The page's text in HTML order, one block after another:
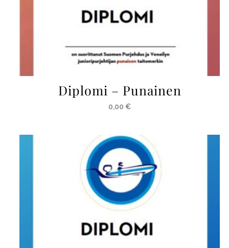
Diplomi – Punainen
0,00 €